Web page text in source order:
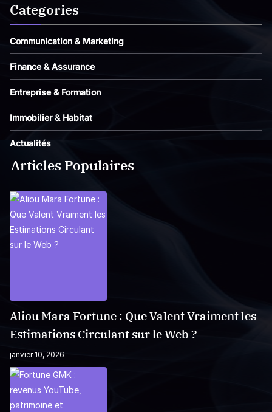
Categories
Communication & Marketing
Finance & Assurance
Entreprise & Formation
Immobilier & Habitat
Actualités
Articles Populaires
Aliou Mara Fortune : Que Valent Vraiment les
Estimations Circulant sur le Web ?
janvier 10, 2026